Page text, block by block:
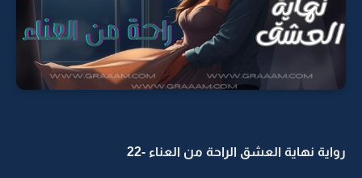
رواية نهاية العشق الراحة من العناء -22